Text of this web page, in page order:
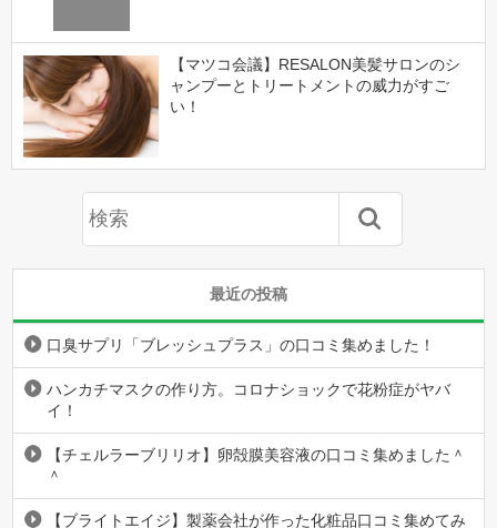
【マツコ会議】RESALON美髪サロンのシ
ャンプーとトリートメントの威力がすご
い！
最近の投稿
口臭サプリ「ブレッシュプラス」の口コミ集めました！
ハンカチマスクの作り方。コロナショックで花粉症がヤバ
イ！
【チェルラーブリリオ】卵殻膜美容液の口コミ集めました＾
＾
【ブライトエイジ】製薬会社が作った化粧品口コミ集めてみ